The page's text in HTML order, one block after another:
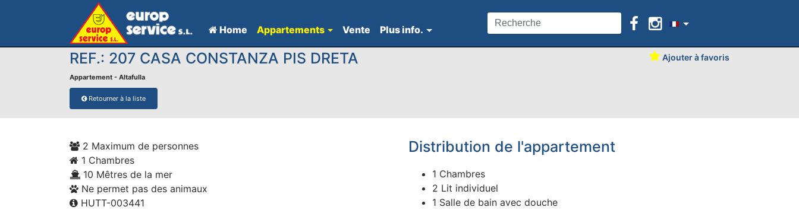
Home Appartements Vente Plus info.
REF.: 207 CASA CONSTANZA PIS DRETA
Appartement - Altafulla
Retourner à la liste
Ajouter à favoris
2 Maximum de personnes
1 Chambres
10 Mêtres de la mer
Ne permet pas des animaux
HUTT-003441
Distribution de l'appartement
1 Chambres
2 Lit individuel
1 Salle de bain avec douche